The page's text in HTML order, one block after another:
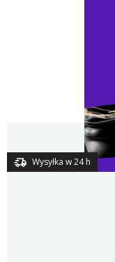
Wysyłka w 24 h